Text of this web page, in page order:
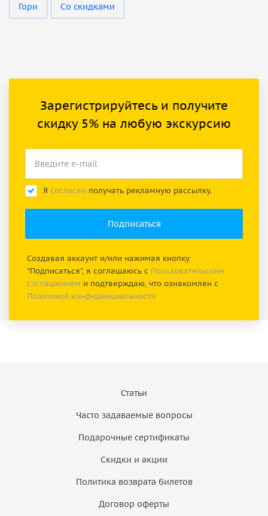
Гори Со скидками
Зарегистрируйтесь и получите
скидку 5% на любую экскурсию
Я согласен получать рекламную рассылку.
Создавая аккаунт и/или нажимая кнопку
"Подписаться", я соглашаюсь с Пользовательским
соглашением и подтверждаю, что ознакомлен с
Политикой конфиденциальности
Статьи
Часто задаваемые вопросы
Подарочные сертификаты
Скидки и акции
Политика возврата билетов
Договор оферты